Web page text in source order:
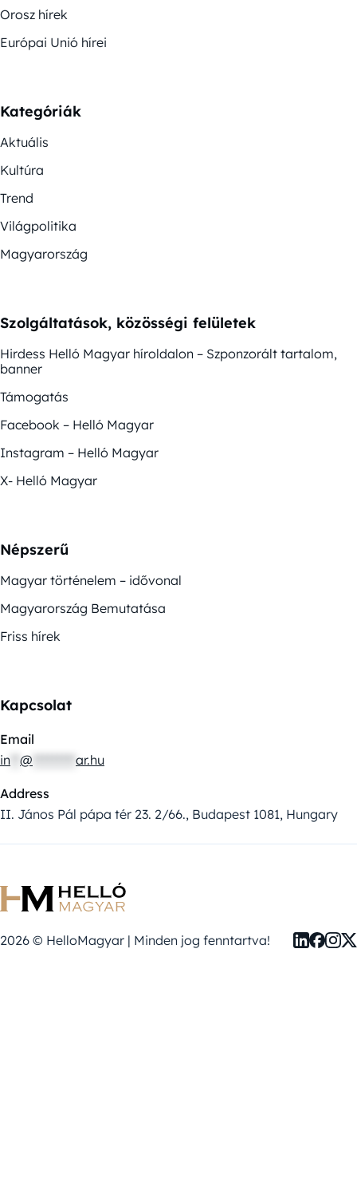
Orosz hírek
Európai Unió hírei
Kategóriák
Aktuális
Kultúra
Trend
Világpolitika
Magyarország
Szolgáltatások, közösségi felületek
Hirdess Helló Magyar híroldalon – Szponzorált tartalom,
banner
Támogatás
Facebook – Helló Magyar
Instagram – Helló Magyar
X- Helló Magyar
Népszerű
Magyar történelem – idővonal
Magyarország Bemutatása
Friss hírek
Kapcsolat
Email
in @ ar.hu
Address
II. János Pál pápa tér 23. 2/66., Budapest 1081, Hungary
2026 © HelloMagyar | Minden jog fenntartva!